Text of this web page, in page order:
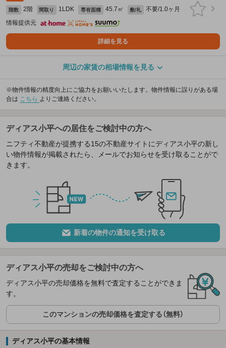
階数 2階 間取り 1LDK 専有面積 45.7㎡ 敷/礼
不要/1.0ヶ月
情報提供元
詳細を見る
周辺の家賃の相場情報を見る
※物件情報の精度向上にご協力をお願いいたします。物件情報に誤りがある場
合は こちら よりご連絡ください。
ディアス小平への居住をご検討中の方へ
ニフティ不動産が提携する15の不動産サイトにディアス小平の新し
い物件情報が掲載されたら、メールでお知らせを受け取ることがで
きます。
新着の物件の通知を受け取る
ディアス小平の売却をご検討中の方へ
ディアス小平の売却価格を無料で査定することができま
す。
このマンションの売却価格を査定する（無料）
ディアス小平の基本情報